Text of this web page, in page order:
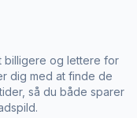
billigere og lettere for
dig med at finde de
så du både sparer